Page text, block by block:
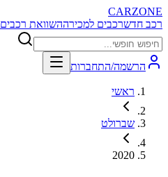
CARZONE
רכב חדשרכבים למכירההשוואת רכבים
הרשמה/התחברות
ראשי
שברולט
2020